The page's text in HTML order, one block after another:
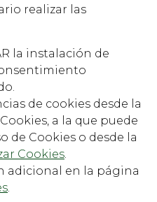
realizar las
la instalación de
de cookies desde la
a la que puede
de Cookies o desde la
Cookies.
adicional en la página
.